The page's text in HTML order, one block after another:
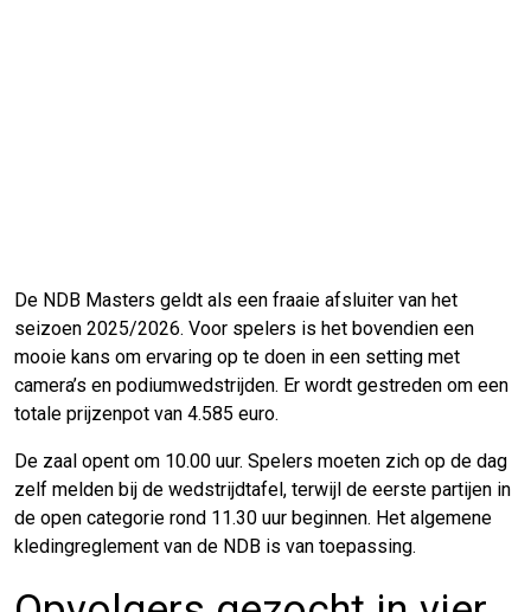
De NDB Masters geldt als een fraaie afsluiter van het
seizoen 2025/2026. Voor spelers is het bovendien een
mooie kans om ervaring op te doen in een setting met
camera’s en podiumwedstrijden. Er wordt gestreden om een
totale prijzenpot van 4.585 euro.
De zaal opent om 10.00 uur. Spelers moeten zich op de dag
zelf melden bij de wedstrijdtafel, terwijl de eerste partijen in
de open categorie rond 11.30 uur beginnen. Het algemene
kledingreglement van de NDB is van toepassing.